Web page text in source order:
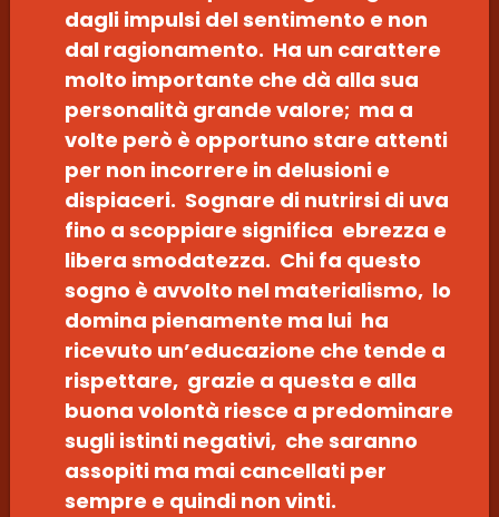
dagli impulsi del sentimento e non
dal ragionamento. Ha un carattere
molto importante che dà alla sua
personalità grande valore; ma a
volte però è opportuno stare attenti
per non incorrere in delusioni e
dispiaceri. Sognare di nutrirsi di uva
fino a scoppiare significa ebrezza e
libera smodatezza. Chi fa questo
sogno è avvolto nel materialismo, lo
domina pienamente ma lui ha
ricevuto un’educazione che tende a
rispettare, grazie a questa e alla
buona volontà riesce a predominare
sugli istinti negativi, che saranno
assopiti ma mai cancellati per
sempre e quindi non vinti.